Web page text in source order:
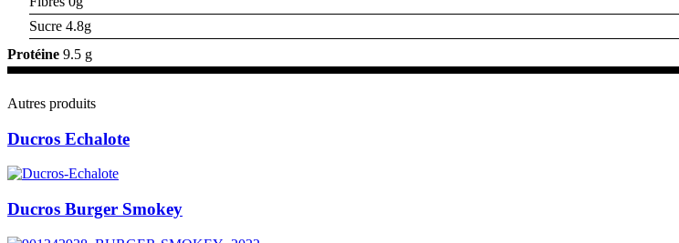
Sucre 4.8g
Protéine 9.5 g
Autres produits
Ducros Echalote
Ducros Burger Smokey